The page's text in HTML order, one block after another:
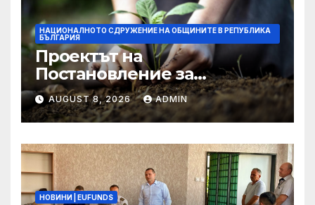
НАЦИОНАЛНОТО СДРУЖЕНИЕ НА ОБЩИНИТЕ В РЕПУБЛИКА
БЪЛГАРИЯ
Проектът на
Постановление за
изпълнението на
държавния бюджет за 2026
г. е публикуван за
обществено обсъждане
AUGUST 8, 2026 ADMIN
НОВИНИ | EUFUNDS